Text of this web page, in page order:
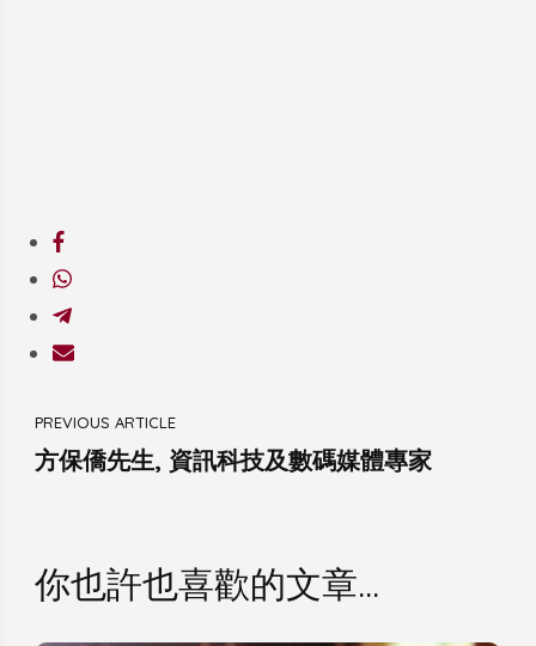
Post
Navigation
PREVIOUS ARTICLE
方保僑先生, 資訊科技及數碼媒體專家
你也許也喜歡的文章...